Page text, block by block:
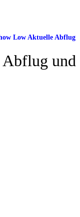
Low Aktuelle Abflug
und